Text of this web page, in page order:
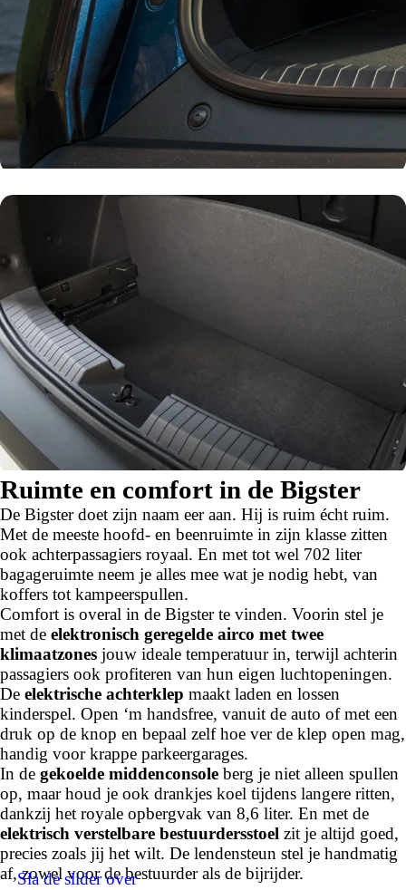
Ruimte en comfort in de Bigster
De Bigster doet zijn naam eer aan. Hij is ruim écht ruim.
Met de meeste hoofd- en beenruimte in zijn klasse zitten
ook achterpassagiers royaal. En met tot wel 702 liter
bagageruimte neem je alles mee wat je nodig hebt, van
koffers tot kampeerspullen.
Comfort is overal in de Bigster te vinden. Voorin stel je
met de elektronisch geregelde airco met twee
klimaatzones jouw ideale temperatuur in, terwijl achterin
passagiers ook profiteren van hun eigen luchtopeningen.
De elektrische achterklep maakt laden en lossen
kinderspel. Open ‘m handsfree, vanuit de auto of met een
druk op de knop en bepaal zelf hoe ver de klep open mag,
handig voor krappe parkeergarages.
In de gekoelde middenconsole berg je niet alleen spullen
op, maar houd je ook drankjes koel tijdens langere ritten,
dankzij het royale opbergvak van 8,6 liter. En met de
elektrisch verstelbare bestuurdersstoel zit je altijd goed,
precies zoals jij het wilt. De lendensteun stel je handmatig
af, zowel voor de bestuurder als de bijrijder.
Sla de slider over